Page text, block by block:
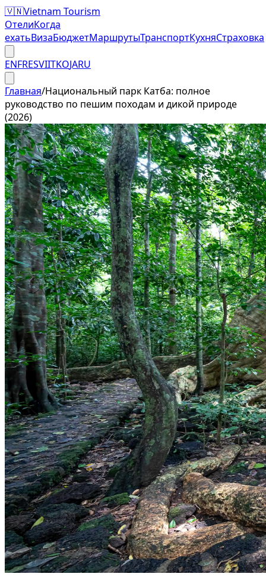
🇻🇳Vietnam Tourism
ОтелиКогда
ехатьВизаБюджетМаршрутыТранспортКухняСтраховка
ENFRESVIITKOJARU
Главная/Национальный парк Катба: полное
руководство по пешим походам и дикой природе
(2026)